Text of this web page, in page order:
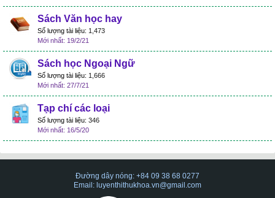
Sách Văn học hay
Số lượng tài liệu: 1,473
19/2/21
Sách học Ngoại Ngữ
Số lượng tài liệu: 1,666
27/7/21
Tạp chí các loại
Số lượng tài liệu: 346
16/5/20
Đường dây nóng: +84 09 38 68 0277
Email: luyenthithukhoa.vn@gmail.com